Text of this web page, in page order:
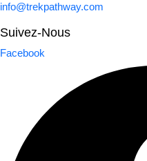
info@trekpathway.com
Suivez-Nous
Facebook